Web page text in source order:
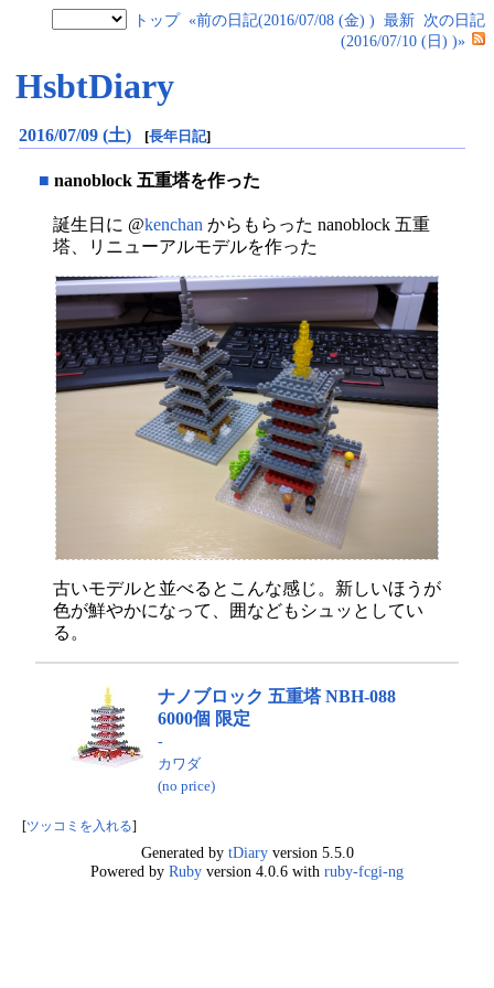
トップ «前の日記(2016/07/08 (金) ) 最新 次の日記
(2016/07/10 (日) )»
HsbtDiary
2016/07/09 (土) [長年日記]
■ nanoblock 五重塔を作った
誕生日に @kenchan からもらった nanoblock 五重
塔、リニューアルモデルを作った
古いモデルと並べるとこんな感じ。新しいほうが
色が鮮やかになって、囲などもシュッとしてい
る。
ナノブロック 五重塔 NBH-088
6000個 限定
-
カワダ
(no price)
ツッコミを入れる
Generated by tDiaryversion 5.5.0
Powered by Ruby version 4.0.6 with ruby-fcgi-ng